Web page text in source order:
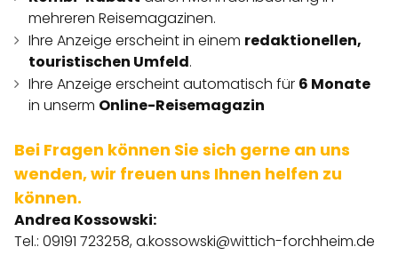
mehreren Reisemagazinen.
Ihre Anzeige erscheint in einem redaktionellen,
touristischen Umfeld.
Ihre Anzeige erscheint automatisch für 6 Monate
in unserm Online-Reisemagazin
Bei Fragen können Sie sich gerne an uns
wenden, wir freuen uns Ihnen helfen zu
können.
Andrea Kossowski:
Tel.: 09191 723258,a.kossowski@wittich-forchheim.de